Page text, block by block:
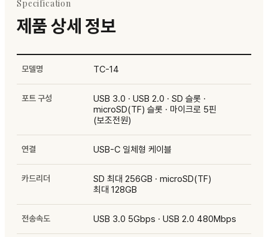
Specification
제품 상세 정보
모델명 TC-14
포트 구성
USB 3.0 · USB 2.0 · SD 슬롯 ·
microSD(TF) 슬롯 · 마이크로 5핀
(보조전원)
연결 USB-C 일체형 케이블
카드리더
SD 최대 256GB · microSD(TF)
최대 128GB
전송속도 USB 3.0 5Gbps · USB 2.0 480Mbps